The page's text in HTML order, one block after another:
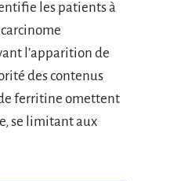
les patients à
l’apparition de
des contenus
ferritine omettent
se limitant aux